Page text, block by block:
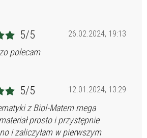
26.02.2024, 19:13
5/5
polecam
12.01.2024, 13:29
5/5
z Biol-Matem mega
prosto i przystępnie
i zaliczyłam w pierwszym